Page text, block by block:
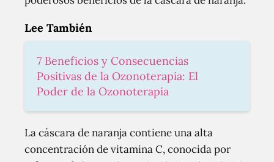
Lee También
7 Beneficios y Consecuencias
Positivas de la Ozonoterapia: El
Poder de la Ozonoterapia
La cáscara de naranja contiene una alta
concentración de vitamina C, conocida por